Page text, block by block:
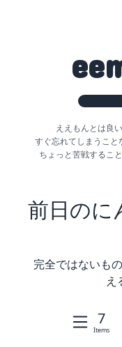
ええもんとは良
すぐ忘れてしまうこと
ちょっと苦戦するこ
前日のに
完全ではないも
え
7
Items